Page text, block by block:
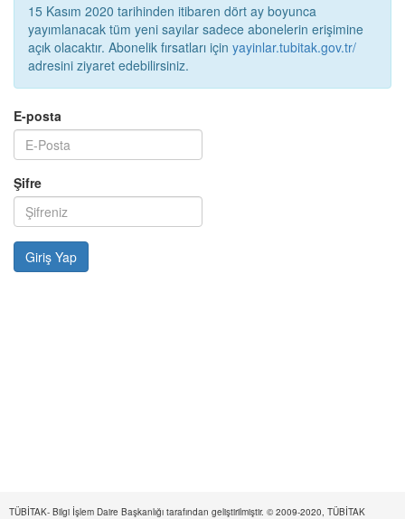
15 Kasım 2020 tarihinden itibaren dört ay boyunca
yayımlanacak tüm yeni sayılar sadece abonelerin erişimine
açık olacaktır. Abonelik fırsatları için yayinlar.tubitak.gov.tr/
adresini ziyaret edebilirsiniz.
E-posta
Şifre
TÜBİTAK- Bilgi İşlem Daire Başkanlığı tarafından geliştirilmiştir. © 2009-2020, TÜBİTAK